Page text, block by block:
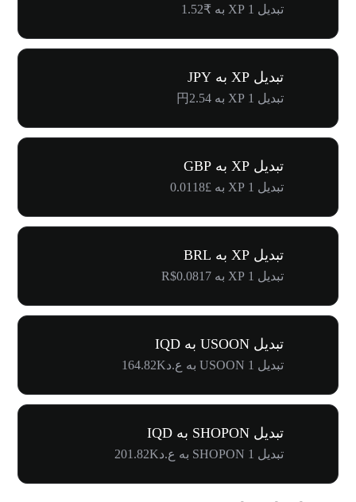
تبدیل 1 XP به ₹1.52
تبدیل XP به JPY
تبدیل 1 XP به 円2.54
تبدیل XP به GBP
تبدیل 1 XP به £0.0118
تبدیل XP به BRL
تبدیل 1 XP به R$0.0817
تبدیل USOON به IQD
تبدیل 1 USOON به ع.د164.82K
تبدیل SHOPON به IQD
تبدیل 1 SHOPON به ع.د201.82K